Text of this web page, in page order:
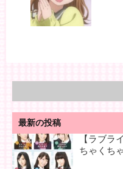
最新の投稿
【ラブラ
ちゃくち